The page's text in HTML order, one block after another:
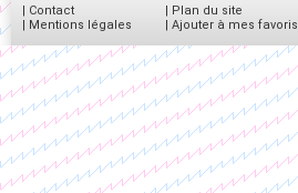
| Contact
| Mentions légales
| Plan du site
| Ajouter à mes favoris